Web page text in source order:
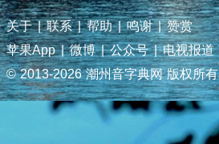
关于 | 联系 | 帮助 | 鸣谢 | 赞赏
苹果App | 微博 | 公众号 | 电视报道
© 2013-2026 潮州音字典网 版权所有